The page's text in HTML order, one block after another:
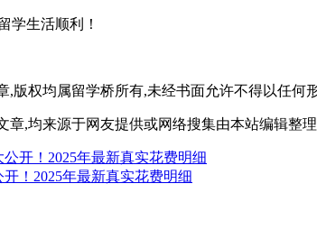
学生活顺利！
权均属留学桥所有,未经书面允许不得以任何
,均来源于网友提供或网络搜集由本站编辑整
开！2025年最新真实花费明细
！2025年最新真实花费明细